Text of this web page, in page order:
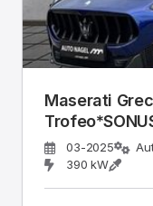
Maserati
03-2025
390 kW